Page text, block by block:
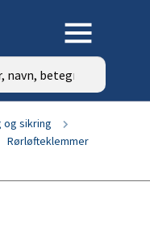
og sikring
Rørløfteklemmer